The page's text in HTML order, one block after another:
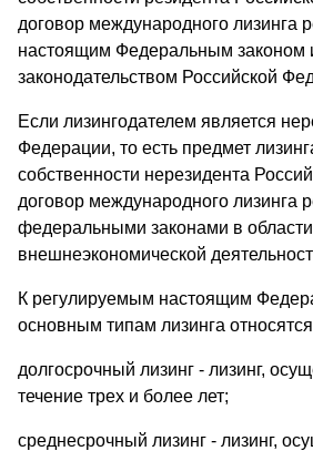
договор международного лизинга
настоящим Федеральным законом
законодательством Российской
Если лизингодателем является
Федерации, то есть предмет
собственности нерезидента
договор международного лизинга
федеральными законами в области
внешнеэкономической
К регулируемым настоящим
основным типам лизинга
долгосрочный лизинг - лизинг,
течение трех и более лет;
среднесрочный лизинг - лизинг,